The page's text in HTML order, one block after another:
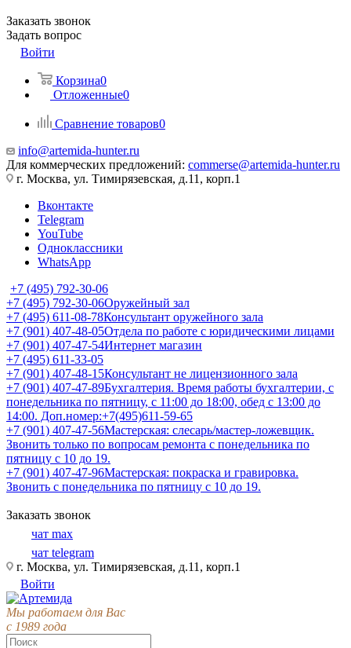
Заказать звонок
Задать вопрос
Войти
Корзина0
Отложенные0
Сравнение товаров0
info@artemida-hunter.ru
Для коммерческих предложений: commerse@artemida-hunter.ru
г. Москва, ул. Тимирязевская, д.11, корп.1
Вконтакте
Telegram
YouTube
Одноклассники
WhatsApp
+7 (495) 792-30-06
+7 (495) 792-30-06Оружейный зал
+7 (495) 611-08-78Консультант оружейного зала
+7 (901) 407-48-05Отдела по работе с юридическими лицами
+7 (901) 407-47-54Интернет магазин
+7 (495) 611-33-05
+7 (901) 407-48-15Консультант не лицензионного зала
+7 (901) 407-47-89Бухгалтерия. Время работы бухгалтерии, с
понедельника по пятницу, с 11:00 до 18:00, обед с 13:00 до
14:00. Доп.номер:+7(495)611-59-65
+7 (901) 407-47-56Мастерская: слесарь/мастер-ложевщик.
Звонить только по вопросам ремонта с понедельника по
пятницу с 10 до 19.
+7 (901) 407-47-96Мастерская: покраска и гравировка.
Звонить с понедельника по пятницу с 10 до 19.
Заказать звонок
чат max
чат telegram
г. Москва, ул. Тимирязевская, д.11, корп.1
Войти
Мы работаем для Вас
с 1989 года